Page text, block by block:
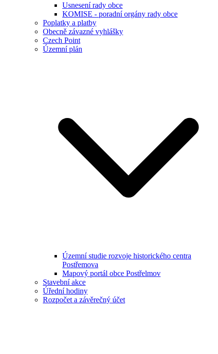
Usnesení rady obce
KOMISE - poradní orgány rady obce
Poplatky a platby
Obecně závazné vyhlášky
Czech Point
Územní plán
Územní studie rozvoje historického centra
Postřemova
Mapový portál obce Postřelmov
Stavební akce
Úřední hodiny
Rozpočet a závěrečný účet